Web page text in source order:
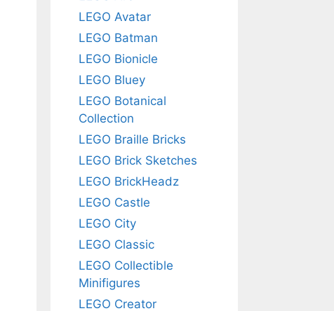
LEGO Avatar
LEGO Batman
LEGO Bionicle
LEGO Bluey
LEGO Botanical
Collection
LEGO Braille Bricks
LEGO Brick Sketches
LEGO BrickHeadz
LEGO Castle
LEGO City
LEGO Classic
LEGO Collectible
Minifigures
LEGO Creator